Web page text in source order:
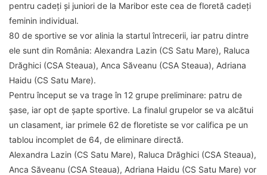
pentru cadeți și juniori de la Maribor este cea de floretă cadeți
feminin individual.
80 de sportive se vor alinia la startul întrecerii, iar patru dintre
ele sunt din România: Alexandra Lazin (CS Satu Mare), Raluca
Drăghici (CSA Steaua), Anca Săveanu (CSA Steaua), Adriana
Haidu (CS Satu Mare).
Pentru început se va trage în 12 grupe preliminare: patru de
șase, iar opt de șapte sportive. La finalul grupelor se va alcătui
un clasament, iar primele 62 de floretiste se vor califica pe un
tablou incomplet de 64, de eliminare directă.
Alexandra Lazin (CS Satu Mare), Raluca Drăghici (CSA Steaua),
Anca Săveanu (CSA Steaua), Adriana Haidu (CS Satu Mare) vor